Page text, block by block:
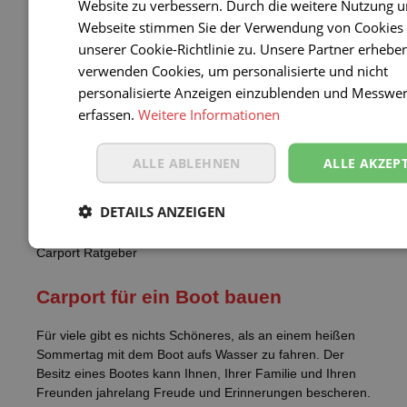
Carport als Bausatz kaufen oder frei
selbst planen?
Carports sind gegenüber der konventionellen Garage
Kfz zu bauen.
Mehr lesen
Carport Ratgeber
Carport für ein Boot bauen
Für viele gibt es nichts Schöneres, als an einem heißen
Sommertag mit dem Boot aufs Wasser zu fahren. Der
Besitz eines Bootes kann Ihnen, Ihrer Familie und Ihren
Freunden jahrelang Freude und Erinnerungen bescheren.
Website zu verbessern. Durch die weitere Nutzung
Webseite stimmen Sie der Verwendung von
unserer Cookie-Richtlinie zu. Unsere Partner
verwenden Cookies, um personalisierte und nicht
personalisierte Anzeigen einzublenden und
erfassen. Weitere Informationen
ALLE
ALLE ABLEHNEN
DETAILS ANZEIGEN